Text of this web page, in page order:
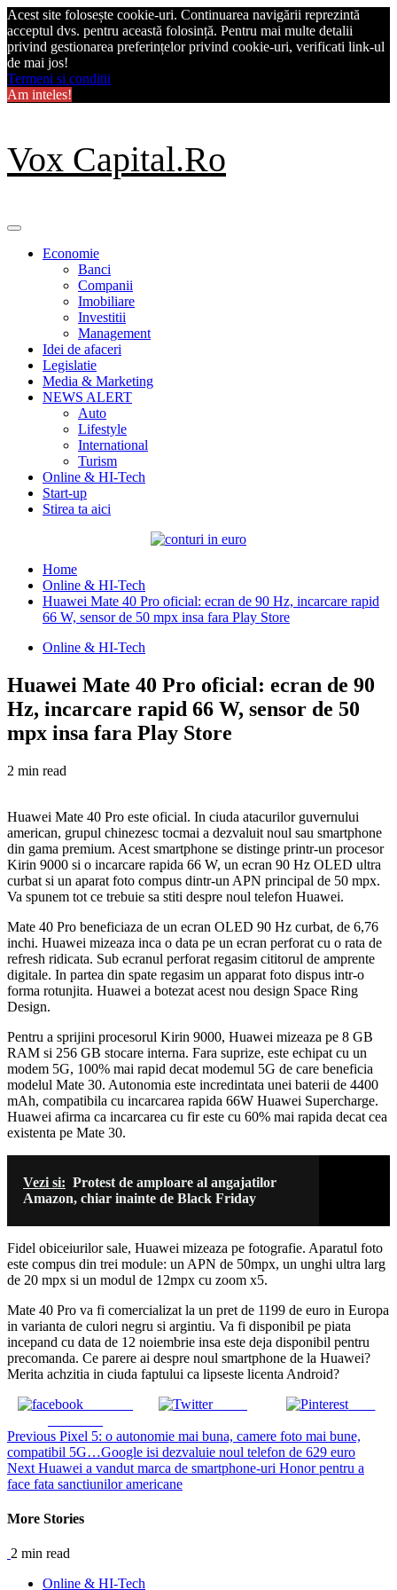
Acest site folosește cookie-uri. Continuarea navigării reprezintă
acceptul dvs. pentru această folosință. Pentru mai multe detalii
privind gestionarea preferințelor privind cookie-uri, verificati link-ul
de mai jos!
Termeni si conditii
Am inteles!
Skip
to
content
Vox Capital.Ro
Primary
Economie
Banci
Companii
Imobiliare
Investitii
Management
Idei de afaceri
Legislatie
Media & Marketing
NEWS ALERT
Auto
Lifestyle
International
Turism
Online & HI-Tech
Start-up
Stirea ta aici
Home
Online & HI-Tech
Huawei Mate 40 Pro oficial: ecran de 90 Hz, incarcare rapid
66 W, sensor de 50 mpx insa fara Play Store
Online & HI-Tech
Huawei Mate 40 Pro oficial: ecran de 90
Hz, incarcare rapid 66 W, sensor de 50
mpx insa fara Play Store
2 min read
Huawei Mate 40 Pro este oficial. In ciuda atacurilor guvernului
american, grupul chinezesc tocmai a dezvaluit noul sau smartphone
din gama premium. Acest smartphone se distinge printr-un procesor
Kirin 9000 si o incarcare rapida 66 W, un ecran 90 Hz OLED ultra
curbat si un aparat foto compus dintr-un APN principal de 50 mpx.
Va spunem tot ce trebuie sa stiti despre noul telefon Huawei.
Mate 40 Pro beneficiaza de un ecran OLED 90 Hz curbat, de 6,76
inchi. Huawei mizeaza inca o data pe un ecran perforat cu o rata de
refresh ridicata. Sub ecranul perforat regasim cititorul de amprente
digitale. In partea din spate regasim un apparat foto dispus intr-o
forma rotunjita. Huawei a botezat acest nou design Space Ring
Design.
Pentru a sprijini procesorul Kirin 9000, Huawei mizeaza pe 8 GB
RAM si 256 GB stocare interna. Fara suprize, este echipat cu un
modem 5G, 100% mai rapid decat modemul 5G de care beneficia
modelul Mate 30. Autonomia este incredintata unei baterii de 4400
mAh, compatibila cu incarcarea rapida 66W Huawei Supercharge.
Huawei afirma ca incarcarea cu fir este cu 60% mai rapida decat cea
existenta pe Mate 30.
Vezi si: Protest de amploare al angajatilor
Amazon, chiar inainte de Black Friday
Fidel obiceiurilor sale, Huawei mizeaza pe fotografie. Aparatul foto
este compus din trei module: un APN de 50mpx, un unghi ultra larg
de 20 mpx si un modul de 12mpx cu zoom x5.
Mate 40 Pro va fi comercializat la un pret de 1199 de euro in Europa
in varianta de culori negru si argintiu. Va fi disponibil pe piata
incepand cu data de 12 noiembrie insa este deja disponibil pentru
precomanda. Ce parere ai despre noul smartphone de la Huawei?
Merita achzitia in ciuda faptului ca lipseste licenta Android?
Tweet Save
Continue
Reading
Previous Pixel 5: o autonomie mai buna, camere foto mai bune,
compatibil 5G…Google isi dezvaluie noul telefon de 629 euro
Next Huawei a vandut marca de smartphone-uri Honor pentru a
face fata sanctiunilor americane
More Stories
2 min read
Online & HI-Tech